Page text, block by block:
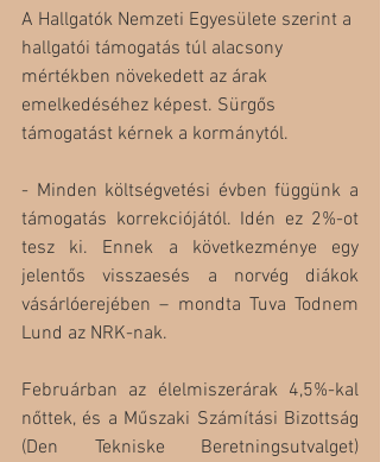
A Hallgatók Nemzeti Egyesülete szerint a
hallgatói támogatás túl alacsony
mértékben növekedett az árak
emelkedéséhez képest. Sürgős
támogatást kérnek a kormánytól.
- Minden költségvetési évben függünk a
támogatás korrekciójától. Idén ez 2%-ot
tesz ki. Ennek a következménye egy
jelentős visszaesés a norvég diákok
vásárlóerejében – mondta Tuva Todnem
Lund az NRK-nak.
Februárban az élelmiszerárak 4,5%-kal
nőttek, és a Műszaki Számítási Bizottság
(Den Tekniske Beretningsutvalget)